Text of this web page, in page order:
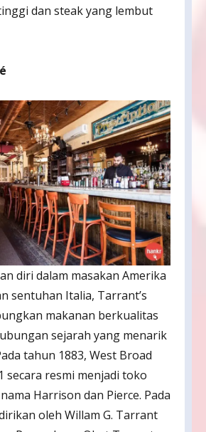
dan steak yang lembut
diri dalam masakan Amerika
sentuhan Italia, Tarrant’s
makanan berkualitas
sejarah yang menarik
tahun 1883, West Broad
secara resmi menjadi toko
Harrison dan Pierce. Pada
oleh Willam G. Tarrant